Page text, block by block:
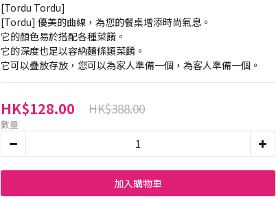
[Tordu Tordu]
[Tordu] 優美的曲線，為您的餐桌增添時尚氣息。
它的顏色易於搭配各種菜餚。
它的深度也足以容納麵條類菜餚。
它可以疊放存放，您可以為家人準備一個，為客人準備一個。
HK$128.00 HK$388.00
數量
加入購物車